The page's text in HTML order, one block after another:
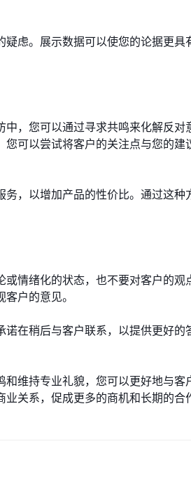
虑。展示数据可以使您的论据更具
，您可以通过寻求共鸣来化解反对
可以尝试将客户的关注点与您的建
，以增加产品的性价比。通过这种
情绪化的状态，也不要对客户的观
户的意见。
在稍后与客户联系，以提供更好的
维持专业礼貌，您可以更好地与客
关系，促成更多的商机和长期的合